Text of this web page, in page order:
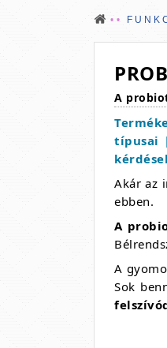
A
típusai
Akár az
ebben.
A
A
Sok